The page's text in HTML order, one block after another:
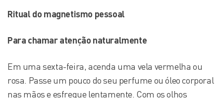
Ritual do magnetismo pessoal
Para chamar atenção naturalmente
Em uma sexta-feira, acenda uma vela vermelha ou
rosa. Passe um pouco do seu perfume ou óleo corporal
nas mãos e esfregue lentamente. Com os olhos